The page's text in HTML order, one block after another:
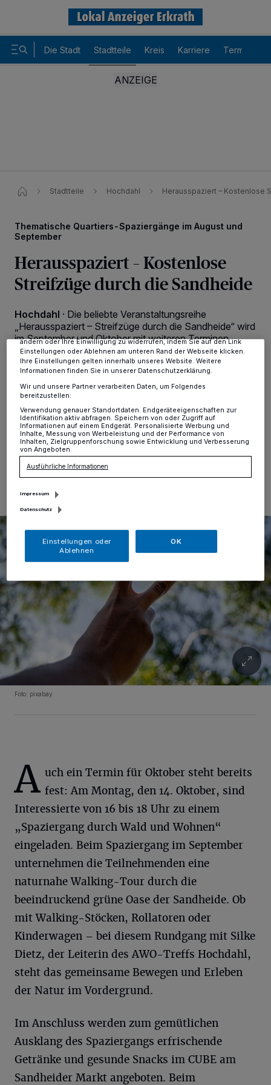
Die Stadt Stadtteile Kreis Karriere Termine
Stadtteile Hochdahl Herausspaziert – Kostenlose
Thematische Quartiers-Spaziergänge im August und
September
Herausspaziert – Kostenlose
Streifzüge durch die Sandheide
Hochdahl · Die beliebte Veranstaltungsreihe
„Herausspaziert – Streifzüge durch die Sandheide“ wird
im September und Oktober mit weiteren Terminen
fortgesetzt. Das kostenlose Angebot des städtischen
Quartiersmanagements Sandheide in Kooperation mit
dem AWO-Treff Hochdahl und dem
Naturschutzzentrum Bruchhausen findet das nächste
Mal unter dem Motto „Sandheide bewegt sich“ am
Montag, den 16. September, von 15 bis 17 Uhr statt.
04.09.2024 , 12:21 Uhr
Foto: pixabay
A uch ein Termin für Oktober steht bereits
fest: Am Montag, den 14. Oktober, sind
Interessierte von 16 bis 18 Uhr zu einem
„Spaziergang durch Wald und Wohnen“
eingeladen. Beim Spaziergang im September
unternehmen die Teilnehmenden eine
naturnahe Walking-Tour durch die
beeindruckend grüne Oase der Sandheide. Ob
mit Walking-Stöcken, Rollatoren oder
Kinderwagen – bei diesem Rundgang mit Silke
Dietz, der Leiterin des AWO-Treffs Hochdahl,
steht das gemeinsame Bewegen und Erleben
der Natur im Vordergrund.
Im Anschluss werden zum gemütlichen
Ausklang des Spaziergangs erfrischende
Getränke und gesunde Snacks im CUBE am
Sandheider Markt angeboten. Beim
Wir und unsere218-Partner speichern und greifen auf
personenbezogene Daten wie Browserdaten oder eindeutige
Kennungen auf Ihrem Gerät zu. Durch Auswahl von OK aktivieren Sie
Tracking-Technologien für die unter „Wir und unsere Partner
Zwecke. Wenn Tracker deaktiviert sind, sind manche Inhalte und
Anzeigen möglicherweise nicht mehr so relevant für Sie. Sie können
dieses Menü jederzeit wieder aufrufen, um Ihre Einstellungen zu
ändern oder Ihre Einwilligung zu widerrufen, indem Sie auf den Link
Einstellungen oder Ablehnen am unteren Rand der Webseite klicken.
Ihre Einstellungen gelten innerhalb unseres Website. Weitere
Informationen finden Sie in unserer Datenschutzerklärung.
Wir und unsere Partner verarbeiten Daten, um Folgendes
bereitzustellen:
Verwendung genauer Standortdaten. Endgeräteeigenschaften zur
Identifikation aktiv abfragen. Speichern von oder Zugriff auf
Informationen auf einem Endgerät. Personalisierte Werbung und
Inhalte, Messung von Werbeleistung und der Performance von
Inhalten, Zielgruppenforschung sowie Entwicklung und Verbesserung
von Angeboten.
Ausführliche Informationen
Impressum
Datenschutz
Einstellungen oder
Ablehnen
OK